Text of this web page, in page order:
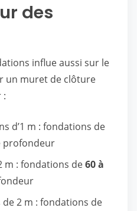
des
influe aussi sur le
un muret de clôture
:
d’1 m : fondations de
profondeur
m : fondations de60 à
2 m : fondations de